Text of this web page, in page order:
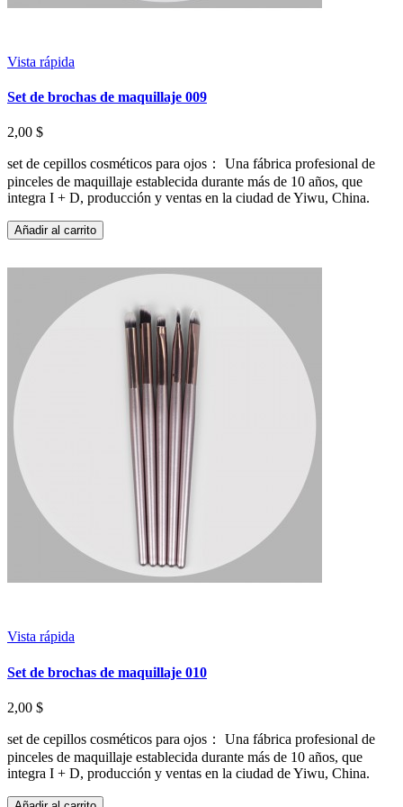
Vista rápida
Set de brochas de maquillaje 009
2,00 $
set de cepillos cosméticos para ojos： Una fábrica profesional de
pinceles de maquillaje establecida durante más de 10 años, que
integra I + D, producción y ventas en la ciudad de Yiwu, China.
Añadir al carrito
Vista rápida
Set de brochas de maquillaje 010
2,00 $
set de cepillos cosméticos para ojos： Una fábrica profesional de
pinceles de maquillaje establecida durante más de 10 años, que
integra I + D, producción y ventas en la ciudad de Yiwu, China.